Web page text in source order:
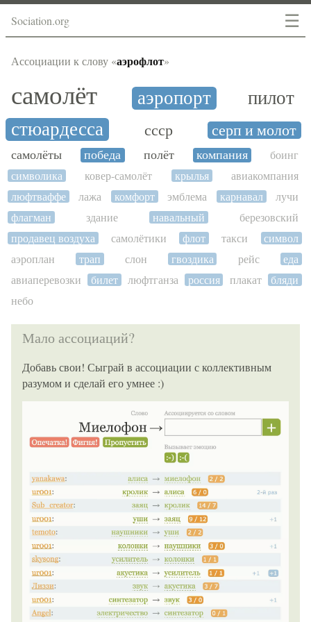
☰
Sociation.org
Ассоциации к слову «аэрофлот»
самолёт аэропорт
пилот
стюардесса
ссср серп и молот
самолёты победа полёт компания
боинг
символика
ковер-самолёт крылья
авиакомпания
люфтваффе
лажа комфорт эмблема карнавал
лучи
флагман
здание навальный
березовский
продавец воздуха
самолётики флот такси
символ
аэроплан
трап слон гвоздика рейс
еда
авиаперевозки
билет люфтганза россия плакат
бляди
небо
Мало ассоциаций?
Добавь свои! Сыграй в ассоциации с коллективным
разумом и сделай его умнее :)